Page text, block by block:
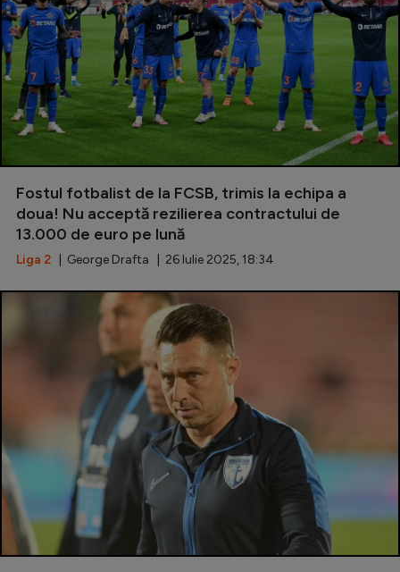
Fostul fotbalist de la FCSB, trimis la echipa a
doua! Nu acceptă rezilierea contractului de
13.000 de euro pe lună
Liga 2 | George Drafta | 26 Iulie 2025, 18:34